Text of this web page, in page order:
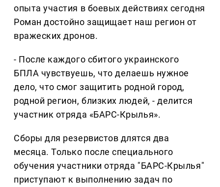
опыта участия в боевых действиях сегодня
Роман достойно защищает наш регион от
вражеских дронов.
- После каждого сбитого украинского
БПЛА чувствуешь, что делаешь нужное
дело, что смог защитить родной город,
родной регион, близких людей, - делится
участник отряда «БАРС-Крылья».
Сборы для резервистов длятся два
месяца. Только после специального
обучения участники отряда "БАРС-Крылья"
приступают к выполнению задач по